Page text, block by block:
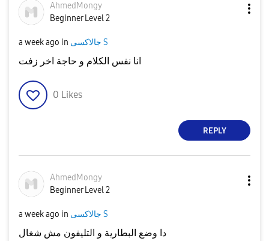
AhmedMongy
Beginner Level 2
a week ago in جالاكسى S
انا نفس الكلام و حاجة اخر زفت
0 Likes
REPLY
AhmedMongy
Beginner Level 2
a week ago in جالاكسى S
دا وضع البطارية و التليفون مش شغال